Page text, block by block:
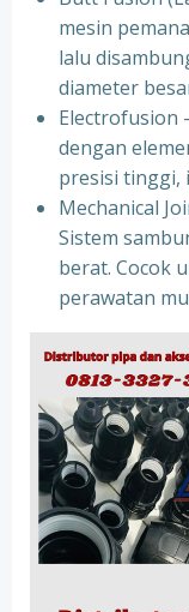
mesin
lalu
diameter
Electrofusion
dengan
presisi tinggi,
Mechanical
Sistem
berat. Cocok
perawatan